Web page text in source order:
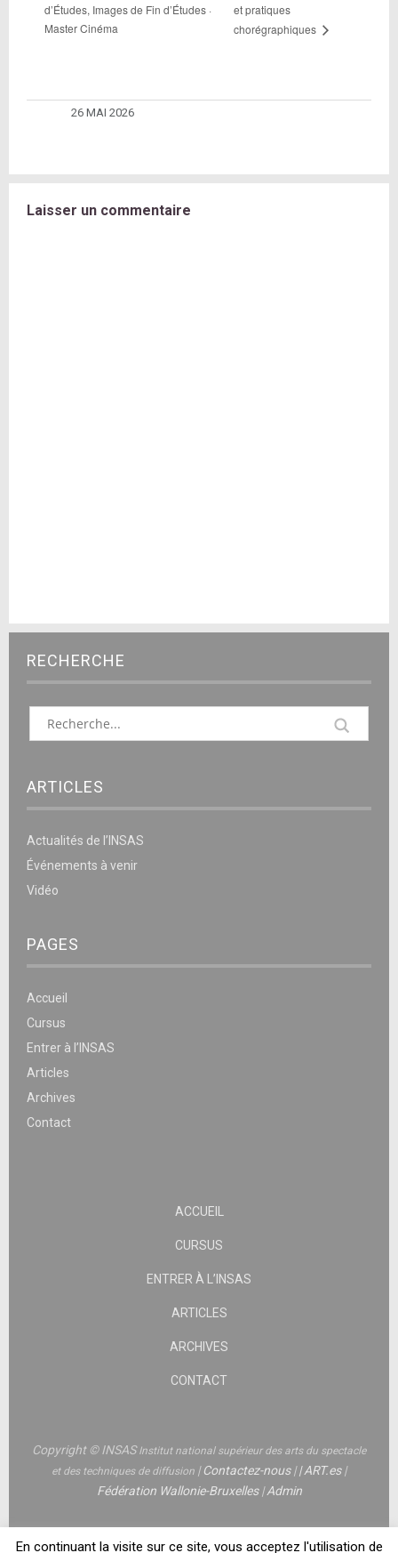
d’Études, Images de Fin d’Études ·
Master Cinéma
et pratiques
chorégraphiques
26 MAI 2026
Laisser un commentaire
RECHERCHE
ARTICLES
Actualités de l’INSAS
Événements à venir
Vidéo
PAGES
Accueil
Cursus
Entrer à l’INSAS
Articles
Archives
Contact
ACCUEIL
CURSUS
ENTRER À L’INSAS
ARTICLES
ARCHIVES
CONTACT
Copyright © INSASInstitut national supérieur des arts du spectacle
et des techniques de diffusion |Contactez-nous||ART.es|
Fédération Wallonie-Bruxelles|Admin
En continuant la visite sur ce site, vous acceptez l'utilisation de